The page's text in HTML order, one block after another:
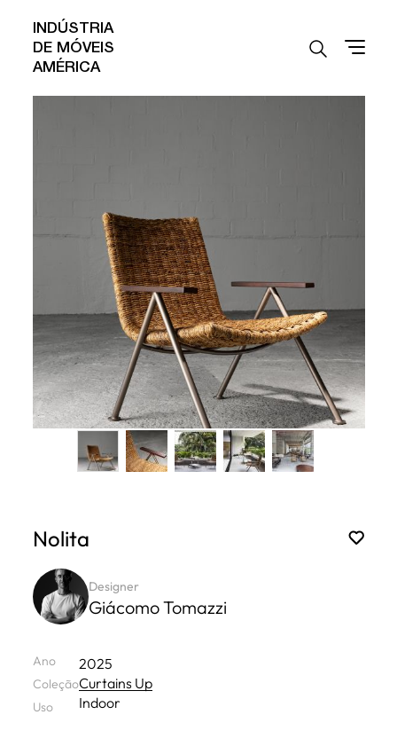
INDÚSTRIA
DE MÓVEIS
AMÉRICA
Nolita
Designer
Giácomo Tomazzi
Ano
Coleção
Uso
2025
Curtains Up
Indoor